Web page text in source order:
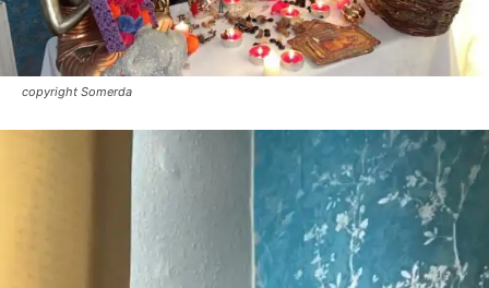
copyright Somerda